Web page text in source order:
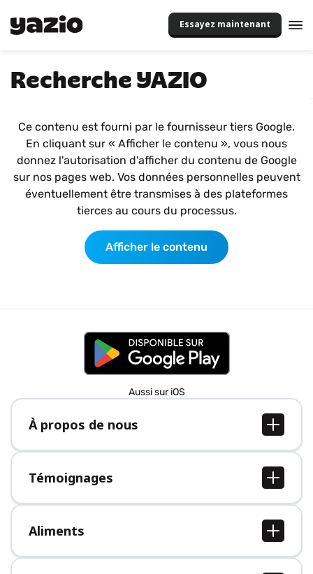
Essayez maintenant
Recherche YAZIO
Ce contenu est fourni par le fournisseur tiers Google.
En cliquant sur « Afficher le contenu », vous nous
donnez l'autorisation d'afficher du contenu de Google
sur nos pages web. Vos données personnelles peuvent
éventuellement être transmises à des plateformes
tierces au cours du processus.
Afficher le contenu
Aussi sur iOS
À propos de nous
À propos de nous
Postes
Presse
Témoignages
Tous les témoignages
Aliments
Tous les aliments